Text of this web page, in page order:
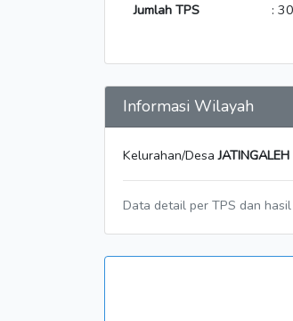
Jumlah TPS :
Informasi Wilayah
Kelurahan/DesaJATINGALEH
Data detail per TPS dan